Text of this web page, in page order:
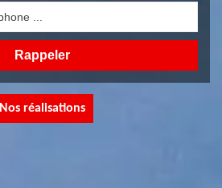
Nos réalisations